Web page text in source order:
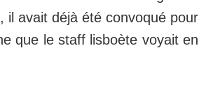
il avait déjà été convoqué pour
que le staff lisboète voyait en